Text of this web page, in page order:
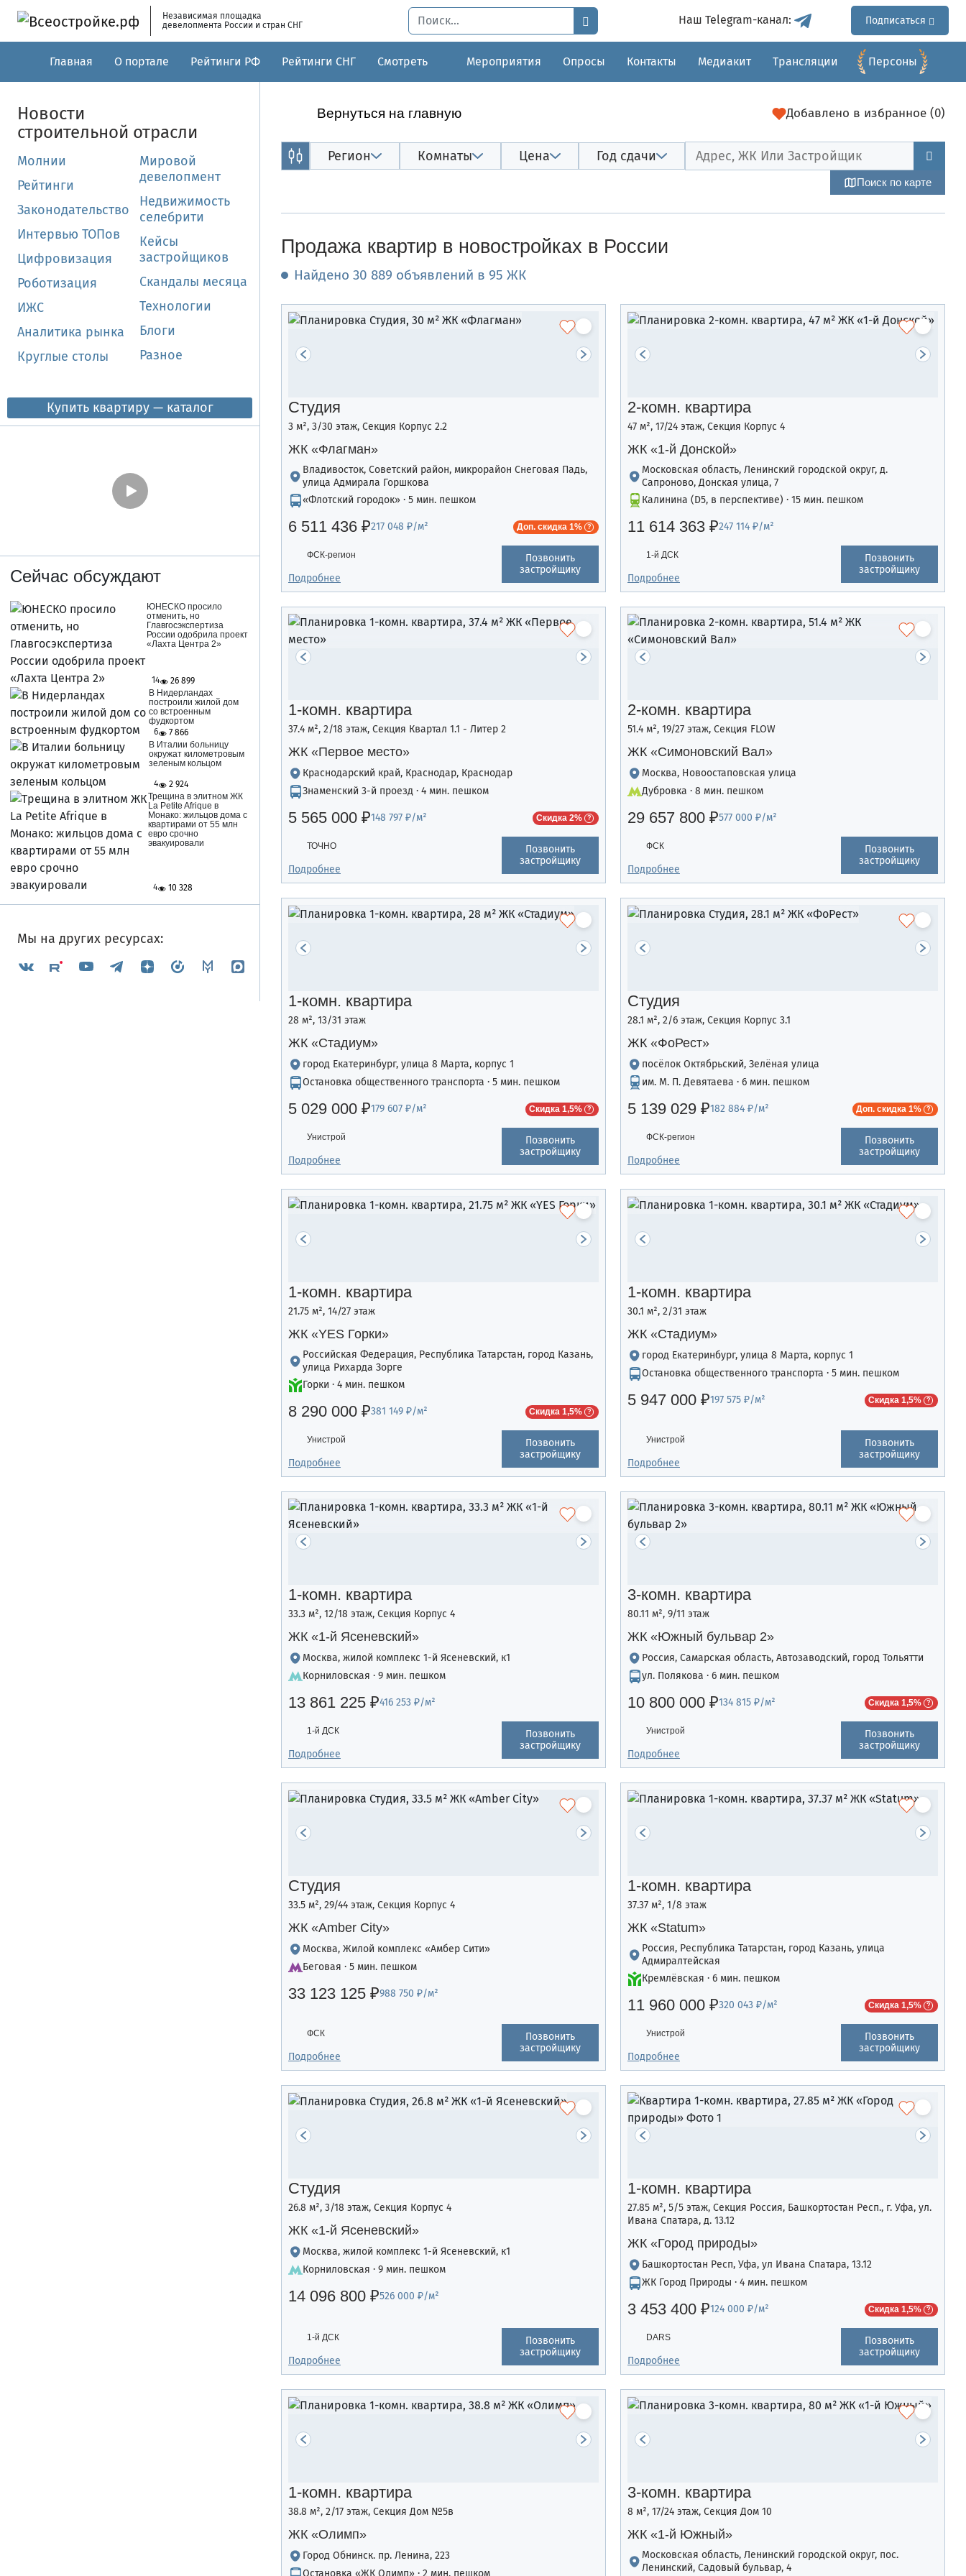
Skip to main content
Независимая площадка
девелопмента России и стран СНГ
Наш Telegram-канал: Подписаться
Главная О портале Рейтинги РФ Рейтинги СНГ Смотреть Мероприятия Опросы Контакты Медиакит Трансляции Перcоны
Новости
строительной отрасли
Молнии
Рейтинги
Законодательство
Интервью ТОПов
Цифровизация
Роботизация
ИЖС
Аналитика рынка
Круглые столы
Мировой
девелопмент
Недвижимость
селебрити
Кейсы
застройщиков
Скандалы месяца
Технологии
Блоги
Разное
Купить квартиру — каталог
Сейчас обсуждают
ЮНЕСКО просило
отменить, но
Главгосэкспертиза
России одобрила проект
«Лахта Центра 2»
14
26 899
В Нидерландах
построили жилой дом
со встроенным
фудкортом
6
7 866
В Италии больницу
окружат километровым
зеленым кольцом
4
2 924
Трещина в элитном ЖК
La Petite Afrique в
Монако: жильцов дома с
квартирами от 55 млн
евро срочно
эвакуировали
4 10 328
Мы на других ресурсах:
Вернуться на главную Добавлено в избранное (0)
Регион Комнаты Цена Год сдачи
Поиск по карте
Продажа квартир в новостройках в России
Найдено 30 889 объявлений в 95 ЖК
Студия
3 м², 3/30 этаж, Секция Корпус 2.2
ЖК «Флагман»
Владивосток, Советский район, микрорайон Снеговая Падь,
улица Адмирала Горшкова
«Флотский городок» · 5 мин. пешком
6 511 436 ₽217 048 ₽/м² Доп. скидка 1%
ФСК-регион
Позвонить
застройщику
Подробнее
2-комн. квартира
47 м², 17/24 этаж, Секция Корпус 4
ЖК «1-й Донской»
Московская область, Ленинский городской округ, д.
Сапроново, Донская улица, 7
Калинина (D5, в перспективе) · 15 мин. пешком
11 614 363 ₽247 114 ₽/м²
1-й ДСК
Позвонить
застройщику
Подробнее
1-комн. квартира
37.4 м², 2/18 этаж, Секция Квартал 1.1 - Литер 2
ЖК «Первое место»
Краснодарский край, Краснодар, Краснодар
Знаменский 3-й проезд · 4 мин. пешком
5 565 000 ₽148 797 ₽/м² Скидка 2%
ТОЧНО
Позвонить
застройщику
Подробнее
2-комн. квартира
51.4 м², 19/27 этаж, Секция FLOW
ЖК «Симоновский Вал»
Москва, Новоостаповская улица
Дубровка · 8 мин. пешком
29 657 800 ₽577 000 ₽/м²
ФСК
Позвонить
застройщику
Подробнее
1-комн. квартира
28 м², 13/31 этаж
ЖК «Стадиум»
город Екатеринбург, улица 8 Марта, корпус 1
Остановка общественного транспорта · 5 мин. пешком
5 029 000 ₽179 607 ₽/м² Скидка 1,5%
Унистрой
Позвонить
застройщику
Подробнее
Студия
28.1 м², 2/6 этаж, Секция Корпус 3.1
ЖК «ФоРест»
посёлок Октябрьский, Зелёная улица
им. М. П. Девятаева · 6 мин. пешком
5 139 029 ₽182 884 ₽/м² Доп. скидка 1%
ФСК-регион
Позвонить
застройщику
Подробнее
1-комн. квартира
21.75 м², 14/27 этаж
ЖК «YES Горки»
Российская Федерация, Республика Татарстан, город Казань,
улица Рихарда Зорге
Горки · 4 мин. пешком
8 290 000 ₽381 149 ₽/м² Скидка 1,5%
Унистрой
Позвонить
застройщику
Подробнее
1-комн. квартира
30.1 м², 2/31 этаж
ЖК «Стадиум»
город Екатеринбург, улица 8 Марта, корпус 1
Остановка общественного транспорта · 5 мин. пешком
5 947 000 ₽197 575 ₽/м² Скидка 1,5%
Унистрой
Позвонить
застройщику
Подробнее
1-комн. квартира
33.3 м², 12/18 этаж, Секция Корпус 4
ЖК «1-й Ясеневский»
Москва, жилой комплекс 1-й Ясеневский, к1
Корниловская · 9 мин. пешком
13 861 225 ₽416 253 ₽/м²
1-й ДСК
Позвонить
застройщику
Подробнее
3-комн. квартира
80.11 м², 9/11 этаж
ЖК «Южный бульвар 2»
Россия, Самарская область, Автозаводский, город Тольятти
ул. Полякова · 6 мин. пешком
10 800 000 ₽134 815 ₽/м² Скидка 1,5%
Унистрой
Позвонить
застройщику
Подробнее
Студия
33.5 м², 29/44 этаж, Секция Корпус 4
ЖК «Amber Сity»
Москва, Жилой комплекс «Амбер Сити»
Беговая · 5 мин. пешком
33 123 125 ₽988 750 ₽/м²
ФСК
Позвонить
застройщику
Подробнее
1-комн. квартира
37.37 м², 1/8 этаж
ЖК «Statum»
Россия, Республика Татарстан, город Казань, улица
Адмиралтейская
Кремлёвская · 6 мин. пешком
11 960 000 ₽320 043 ₽/м² Скидка 1,5%
Унистрой
Позвонить
застройщику
Подробнее
Студия
26.8 м², 3/18 этаж, Секция Корпус 4
ЖК «1-й Ясеневский»
Москва, жилой комплекс 1-й Ясеневский, к1
Корниловская · 9 мин. пешком
14 096 800 ₽526 000 ₽/м²
1-й ДСК
Позвонить
застройщику
Подробнее
1-комн. квартира
27.85 м², 5/5 этаж, Секция Россия, Башкортостан Респ., г. Уфа, ул.
Ивана Спатара, д. 13.12
ЖК «Город природы»
Башкортостан Респ, Уфа, ул Ивана Спатара, 13.12
ЖК Город Природы · 4 мин. пешком
3 453 400 ₽124 000 ₽/м² Скидка 1,5%
DARS
Позвонить
застройщику
Подробнее
1-комн. квартира
38.8 м², 2/17 этаж, Секция Дом №5в
ЖК «Олимп»
Город Обнинск. пр. Ленина, 223
3-комн. квартира
8 м², 17/24 этаж, Секция Дом 10
ЖК «1-й Южный»
Московская область, Ленинский городской округ, пос.
Ленинский, Садовый бульвар, 4